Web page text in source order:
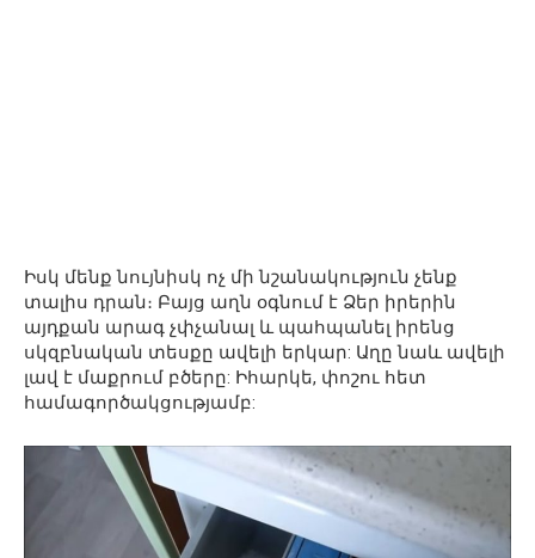
Իսկ մենք նույնիսկ ոչ մի նշանակություն չենք
տալիս դրան։ Բայց աղն օգնում է Ձեր իրերին
այդքան արագ չփչանալ և պահպանել իրենց
սկզբնական տեսքը ավելի երկար: Աղը նաև ավելի
լավ է մաքրում բծերը: Իհարկե, փոշու հետ
համագործակցությամբ: